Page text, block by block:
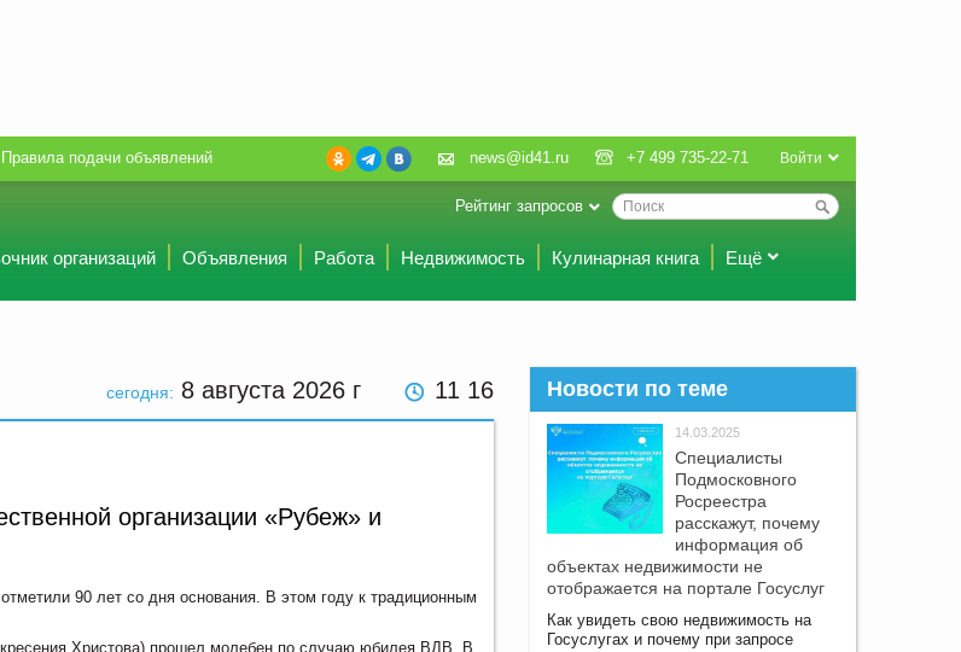
Правила подачи объявлений Войти
news@id41.ru +7 499 735-22-71
Рейтинг запросов
организаций Объявления Работа Недвижимость Кулинарная книга Ещё
сегодня: 8 августа 2026 г 11 16
организации «Рубеж» и
90 лет со дня основания. В этом году к традиционным
Христова) прошел молебен по случаю юбилея ВДВ. В
Новости по теме
14.03.2025
Специалисты
Подмосковного
Росреестра
расскажут, почему
информация об
объектах недвижимости не
отображается на портале Госуслуг
Как увидеть свою недвижимость на
Госуслугах и почему при запросе